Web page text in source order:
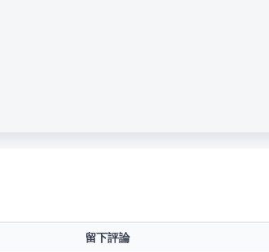
留下評論